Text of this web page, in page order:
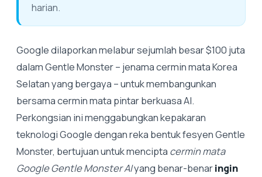
harian.
Google dilaporkan melabur sejumlah besar $100 juta
dalam Gentle Monster – jenama cermin mata Korea
Selatan yang bergaya – untuk membangunkan
bersama cermin mata pintar berkuasa AI.
Perkongsian ini menggabungkan kepakaran
teknologi Google dengan reka bentuk fesyen Gentle
Monster, bertujuan untuk mencipta cermin mata
Google Gentle Monster AIyang benar-benaringin